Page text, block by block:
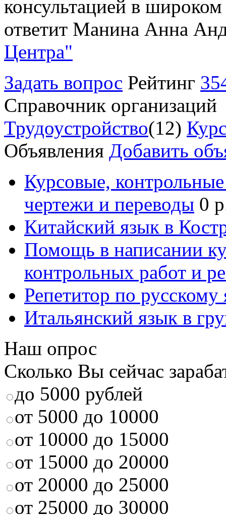
консультацией в
ответит Манина Анна
Центра"
Задать вопрос Рейтинг
Справочник организаций
Трудоустройство(12)
Объявления Добавить
Курсовые,
чертежи и переводы 0
Китайский язык в
Помощь в написании
контрольных работ и
Репетитор по русскому
Итальянский язык в
Наш опрос
Сколько Вы сейчас
до 5000 рублей
от 5000 до 10000
от 10000 до 15000
от 15000 до 20000
от 20000 до 25000
от 25000 до 30000